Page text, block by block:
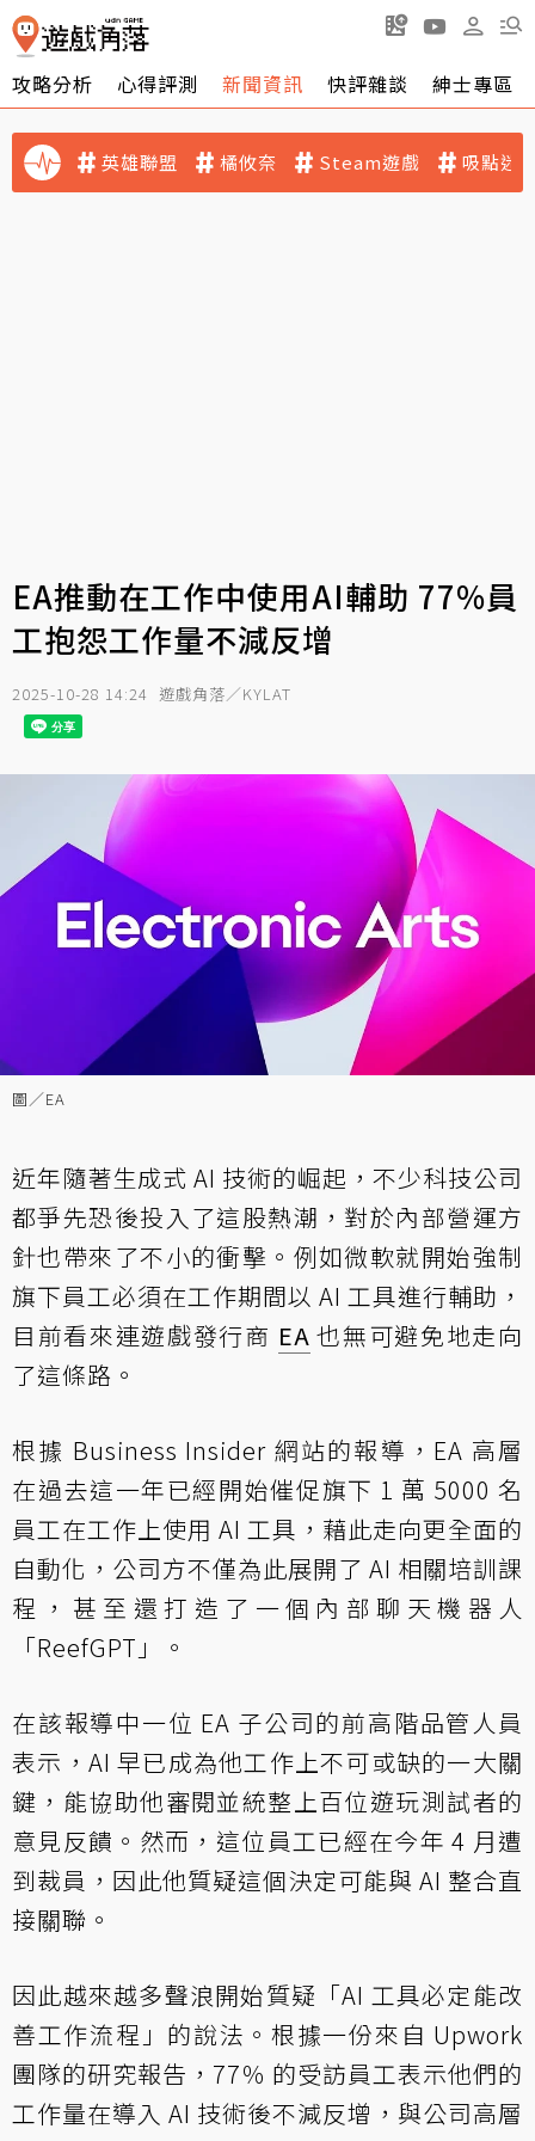
攻略分析 心得評測 新聞資訊 快評雜談 紳士專區
英雄聯盟 橘攸奈 Steam遊戲 吸點迷
EA推動在工作中使用AI輔助 77%員
工抱怨工作量不減反增
2025-10-28 14:24 遊戲角落／KYLAT
圖／EA
近年隨著生成式 AI 技術的崛起，不少科技公司
都爭先恐後投入了這股熱潮，對於內部營運方
針也帶來了不小的衝擊。例如微軟就開始強制
旗下員工必須在工作期間以 AI 工具進行輔助，
目前看來連遊戲發行商 EA 也無可避免地走向
了這條路。
根據 Business Insider 網站的報導，EA 高層
在過去這一年已經開始催促旗下 1 萬 5000 名
員工在工作上使用 AI 工具，藉此走向更全面的
自動化，公司方不僅為此展開了 AI 相關培訓課
程，甚至還打造了一個內部聊天機器人
「ReefGPT」。
在該報導中一位 EA 子公司的前高階品管人員
表示，AI 早已成為他工作上不可或缺的一大關
鍵，能協助他審閱並統整上百位遊玩測試者的
意見反饋。然而，這位員工已經在今年 4 月遭
到裁員，因此他質疑這個決定可能與 AI 整合直
接關聯。
因此越來越多聲浪開始質疑「AI 工具必定能改
善工作流程」的說法。根據一份來自 Upwork
團隊的研究報告，77％ 的受訪員工表示他們的
工作量在導入 AI 技術後不減反增，與公司高層